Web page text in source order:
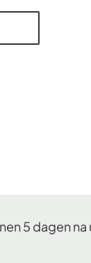
en
5 dagen na